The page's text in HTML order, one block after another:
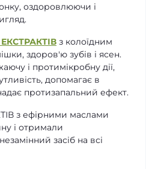
оздоровлюючи і
ЕКСТРАКТІВ з колоїдним
здоров'ю зубів і ясен.
і протимікробну дії,
допомагає в
протизапальний ефект.
з ефірними маслами
і отримали
засіб на всі